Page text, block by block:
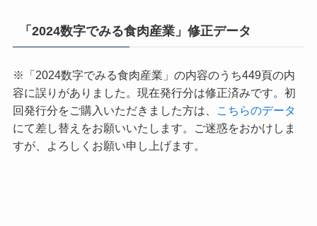
「2024数字でみる食肉産業」修正データ
※「2024数字でみる食肉産業」の内容のうち449頁の内
容に誤りがありました。現在発行分は修正済みです。初
回発行分をご購入いただきました方は、
こちらのデータ
にて差し替えをお願いいたします。ご迷惑をおかけしま
すが、よろしくお願い申し上げます。